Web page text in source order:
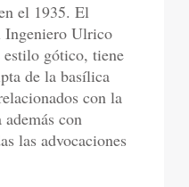
el 1935. El
Ingeniero Ulrico
gótico, tiene
de la basílica
con la
con
las advocaciones